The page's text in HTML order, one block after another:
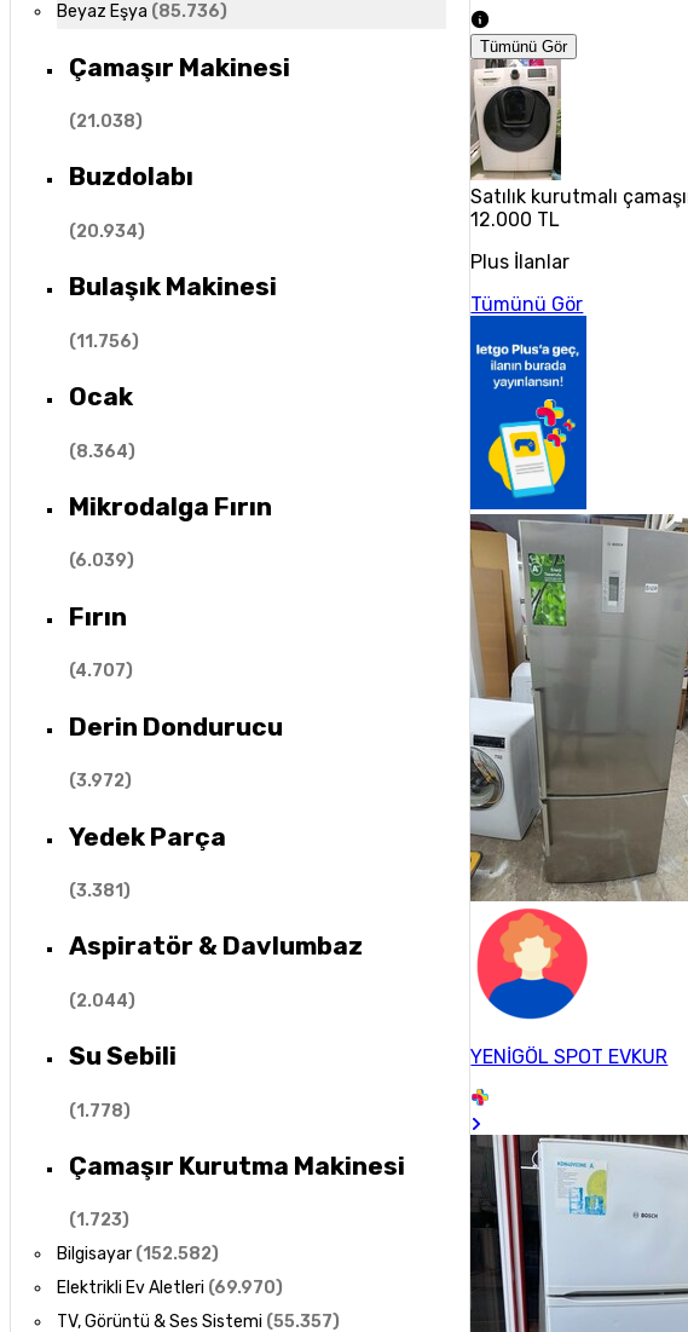
Beyaz Eşya (85.736)
Çamaşır Makinesi
(21.038)
Buzdolabı
(20.934)
Bulaşık Makinesi
(11.756)
Ocak
(8.364)
Mikrodalga Fırın
(6.039)
Fırın
(4.707)
Derin Dondurucu
(3.972)
Yedek Parça
(3.381)
Aspiratör & Davlumbaz
(2.044)
Su Sebili
(1.778)
Çamaşır Kurutma Makinesi
(1.723)
Bilgisayar (152.582)
Elektrikli Ev Aletleri (69.970)
TV, Görüntü & Ses Sistemi (55.357)
Tümünü Gör
Satılık kurutmalı
12.000 TL
Plus İlanlar
Tümünü Gör
YENİGÖL SPOT EVKUR